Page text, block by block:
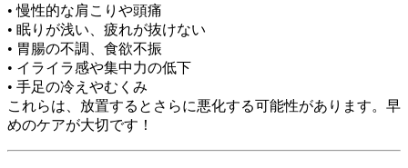
• 慢性的な肩こりや頭痛
• 眠りが浅い、疲れが抜けない
• 胃腸の不調、食欲不振
• イライラ感や集中力の低下
• 手足の冷えやむくみ
これらは、放置するとさらに悪化する可能性があります。早
めのケアが大切です！